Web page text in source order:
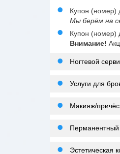
Купон (номер)
Мы берём на
Купон (номер)
Внимание!
Ногтевой
Услуги для
Макияж/
Эстетическая